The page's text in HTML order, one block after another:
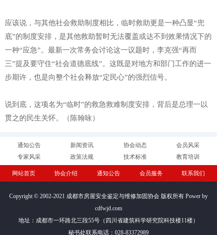
应该说，与其他社会救助制度相比，临时救助更是一种凸显“兜
底”的制度安排，是其他救助暂时无法覆盖或达不到效果情况下的
一种“应急”。最新一次常务会讨论这一议题时，李克强“再而
三”提及要守住“社会道德底线”。这既是对地方和部门工作的进一
步期许，也是向整个社会释放“定民心”的强烈信号。
说到底，这项名为“临时”的救急救难制度安排，背后是总理一以
贯之的民生关怀。（陈翰咏）
通知公告 新闻资讯 协会动态
会员风采
专家风采
政策法规 技术标准 教育培训
网站首页 协会介绍 通知公告 会员服务 联系我们
Copyright © 2002-2021 成都市房屋安全鉴定与维修加固协会 版权所有 Power by
cdfwjd.com
地址：成都市一环路北三段55号（四川省建筑科学研究院科技楼11楼）
秘书处联系电话：028-83372989